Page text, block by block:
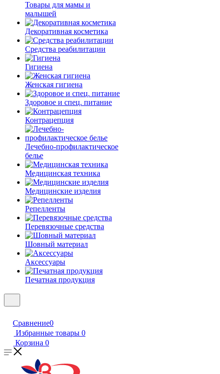
Товары для мамы и
малышей
Декоративная косметика
Средства реабилитации
Гигиена
Женская гигиена
Здоровое и спец. питание
Контрацепция
Лечебно-профилактическое
белье
Медицинская техника
Медицинские изделия
Репелленты
Перевязочные средства
Шовный материал
Аксессуары
Печатная продукция
Сравнение0
Избранные товары 0
Корзина 0